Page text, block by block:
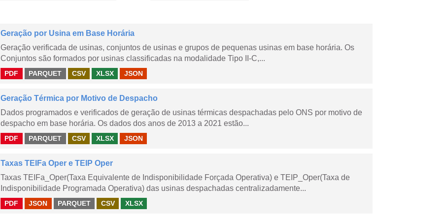
Geração por Usina em Base Horária
Geração verificada de usinas, conjuntos de usinas e grupos de pequenas usinas em base horária. Os
Conjuntos são formados por usinas classificadas na modalidade Tipo II-C,...
PDF PARQUET CSV XLSX JSON
Geração Térmica por Motivo de Despacho
Dados programados e verificados de geração de usinas térmicas despachadas pelo ONS por motivo de
despacho em base horária. Os dados dos anos de 2013 a 2021 estão...
PDF PARQUET CSV XLSX JSON
Taxas TEIFa Oper e TEIP Oper
Taxas TEIFa_Oper(Taxa Equivalente de Indisponibilidade Forçada Operativa) e TEIP_Oper(Taxa de
Indisponibilidade Programada Operativa) das usinas despachadas centralizadamente...
PDF JSON PARQUET CSV XLSX